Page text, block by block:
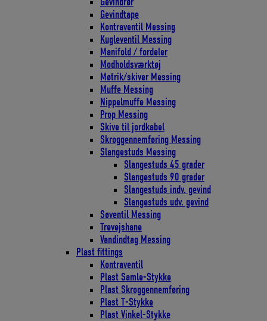
Gevindtape
Kontraventil Messing
Kugleventil Messing
Manifold / fordeler
Modholdsværktøj
Møtrik/skiver Messing
Muffe Messing
Nippelmuffe Messing
Prop Messing
Skive til jordkabel
Skroggennemføring Messing
Slangestuds Messing
Slangestuds 45 grader
Slangestuds 90 grader
Slangestuds indv. gevind
Slangestuds udv. gevind
Søventil Messing
Trevejshane
Vandindtag Messing
Plast fittings
Kontraventil
Plast Samle-Stykke
Plast Skroggennemføring
Plast T-Stykke
Plast Vinkel-Stykke